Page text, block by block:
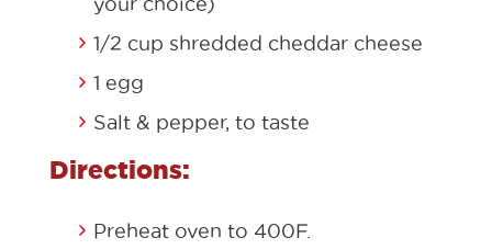
1/2 cup shredded cheddar cheese
1 egg
Salt & pepper, to taste
Directions:
Preheat oven to 400F.